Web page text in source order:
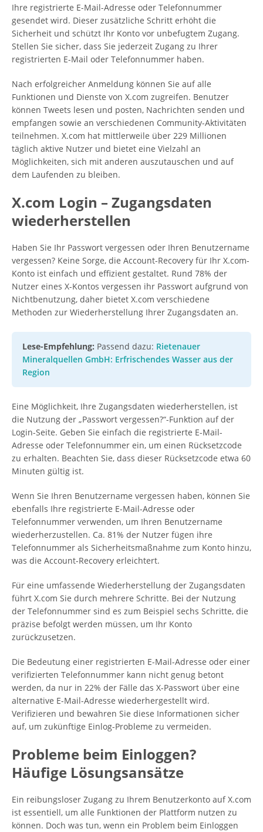
Ihre registrierte E-Mail-Adresse oder Telefonnummer
gesendet wird. Dieser zusätzliche Schritt erhöht die
Sicherheit und schützt Ihr Konto vor unbefugtem Zugang.
Stellen Sie sicher, dass Sie jederzeit Zugang zu Ihrer
registrierten E-Mail oder Telefonnummer haben.
Nach erfolgreicher Anmeldung können Sie auf alle
Funktionen und Dienste von X.com zugreifen. Benutzer
können Tweets lesen und posten, Nachrichten senden und
empfangen sowie an verschiedenen Community-Aktivitäten
teilnehmen. X.com hat mittlerweile über 229 Millionen
täglich aktive Nutzer und bietet eine Vielzahl an
Möglichkeiten, sich mit anderen auszutauschen und auf
dem Laufenden zu bleiben.
X.com Login – Zugangsdaten
wiederherstellen
Haben Sie Ihr Passwort vergessen oder Ihren Benutzername
vergessen? Keine Sorge, die Account-Recovery für Ihr X.com-
Konto ist einfach und effizient gestaltet. Rund 78% der
Nutzer eines X-Kontos vergessen ihr Passwort aufgrund von
Nichtbenutzung, daher bietet X.com verschiedene
Methoden zur Wiederherstellung Ihrer Zugangsdaten an.
Lese-Empfehlung: Passend dazu: Rietenauer
Mineralquellen GmbH: Erfrischendes Wasser aus der
Region
Eine Möglichkeit, Ihre Zugangsdaten wiederherstellen, ist
die Nutzung der „Passwort vergessen?“-Funktion auf der
Login-Seite. Geben Sie einfach die registrierte E-Mail-
Adresse oder Telefonnummer ein, um einen Rücksetzcode
zu erhalten. Beachten Sie, dass dieser Rücksetzcode etwa 60
Minuten gültig ist.
Wenn Sie Ihren Benutzername vergessen haben, können Sie
ebenfalls Ihre registrierte E-Mail-Adresse oder
Telefonnummer verwenden, um Ihren Benutzername
wiederherzustellen. Ca. 81% der Nutzer fügen ihre
Telefonnummer als Sicherheitsmaßnahme zum Konto hinzu,
was die Account-Recovery erleichtert.
Für eine umfassende Wiederherstellung der Zugangsdaten
führt X.com Sie durch mehrere Schritte. Bei der Nutzung
der Telefonnummer sind es zum Beispiel sechs Schritte, die
präzise befolgt werden müssen, um Ihr Konto
zurückzusetzen.
Die Bedeutung einer registrierten E-Mail-Adresse oder einer
verifizierten Telefonnummer kann nicht genug betont
werden, da nur in 22% der Fälle das X-Passwort über eine
alternative E-Mail-Adresse wiederhergestellt wird.
Verifizieren und bewahren Sie diese Informationen sicher
auf, um zukünftige Einlog-Probleme zu vermeiden.
Probleme beim Einloggen?
Häufige Lösungsansätze
Ein reibungsloser Zugang zu Ihrem Benutzerkonto auf X.com
ist essentiell, um alle Funktionen der Plattform nutzen zu
können. Doch was tun, wenn ein Problem beim Einloggen